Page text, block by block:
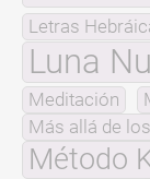
Letras
Luna
Meditación
Más allá de
Método